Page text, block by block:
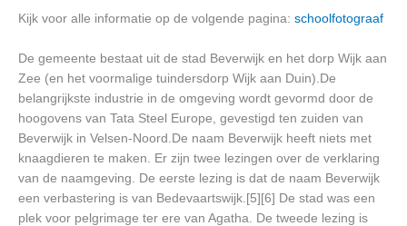
Kijk voor alle informatie op de volgende pagina: schoolfotograaf
De gemeente bestaat uit de stad Beverwijk en het dorp Wijk aan
Zee (en het voormalige tuindersdorp Wijk aan Duin).De
belangrijkste industrie in de omgeving wordt gevormd door de
hoogovens van Tata Steel Europe, gevestigd ten zuiden van
Beverwijk in Velsen-Noord.De naam Beverwijk heeft niets met
knaagdieren te maken. Er zijn twee lezingen over de verklaring
van de naamgeving. De eerste lezing is dat de naam Beverwijk
een verbastering is van Bedevaartswijk.[5][6] De stad was een
plek voor pelgrimage ter ere van Agatha. De tweede lezing is